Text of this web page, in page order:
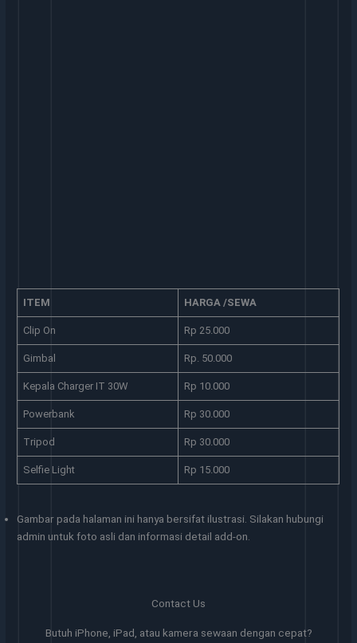
ITEM HARGA /SEWA
Clip On Rp 25.000
Gimbal Rp. 50.000
Kepala Charger IT 30W Rp 10.000
Powerbank Rp 30.000
Tripod Rp 30.000
Selfie Light Rp 15.000
Gambar pada halaman ini hanya bersifat ilustrasi. Silakan hubungi
admin untuk foto asli dan informasi detail add-on.
Contact Us
Butuh iPhone, iPad, atau kamera sewaan dengan cepat?